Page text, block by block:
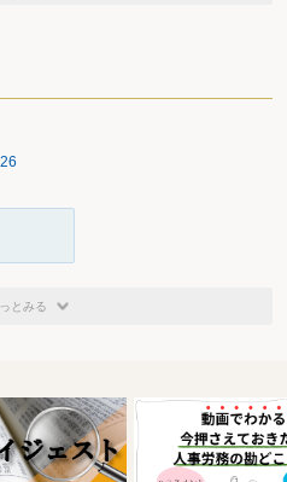
のシステム（即時納付又は期日指
表示として、その申告等の情報に
に記載すべきこととされている事
う。）のデータを送信した場合に
当日に、電子情報処理組織（e-
る申告等と同時に自動的に納付
的に納付が行われるシステム（新
（e-Tax）を使用する方法により
と同時にその申告等の情報に基づ
事項のデータを送信し、法定納期
とみる